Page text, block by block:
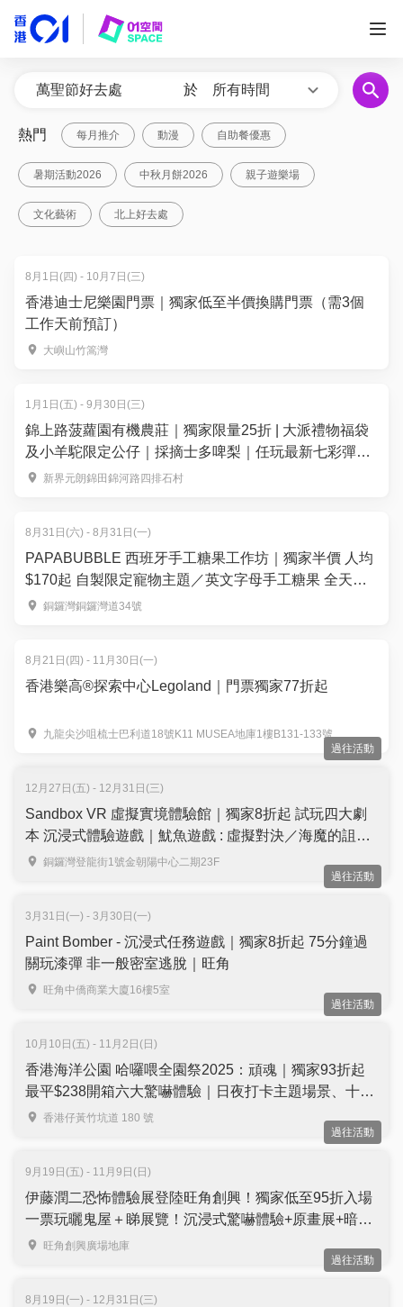
於 所有時間
熱門 每月推介 動漫 自助餐優惠
暑期活動2026 中秋月餅2026 親子遊樂場
文化藝術 北上好去處
8月1日(四) - 10月7日(三)
香港迪士尼樂園門票｜獨家低至半價換購門票（需3個
工作天前預訂）
大嶼山竹篙灣
1月1日(五) - 9月30日(三)
錦上路菠蘿園有機農莊｜獨家限量25折 | 大派禮物福袋
及小羊駝限定公仔｜採摘士多啤梨｜任玩最新七彩彈床
充氣城堡沙池釣魚池｜元朗好去處
新界元朗錦田錦河路四排石村
8月31日(六) - 8月31日(一)
PAPABUBBLE 西班牙手工糖果工作坊｜獨家半價 人均
$170起 自製限定寵物主題／英文字母手工糖果 全天然
食材｜3歲起
銅鑼灣銅鑼灣道34號
8月21日(四) - 11月30日(一)
香港樂高®探索中心Legoland｜門票獨家77折起
九龍尖沙咀梳士巴利道18號K11 MUSEA地庫1樓B131-133號
過往活動
12月27日(五) - 12月31日(三)
Sandbox VR 虛擬實境體驗館｜獨家8折起 試玩四大劇
本 沉浸式體驗遊戲｜魷魚遊戲 : 虛擬對決／海魔的詛咒
／鋼鐵星空2088／屍森大宅｜銅鑼灣店、尖沙咀店
銅鑼灣登龍街1號金朝陽中心二期23F
過往活動
3月31日(一) - 3月30日(一)
Paint Bomber - 沉浸式任務遊戲｜獨家8折起 75分鐘過
關玩漆彈 非一般密室逃脫｜旺角
旺角中僑商業大廈16樓5室
過往活動
10月10日(五) - 11月2日(日)
香港海洋公園 哈囉喂全園祭2025：頑魂｜獨家93折起
最平$238開箱六大驚嚇體驗｜日夜打卡主題場景、十大
嘩鬼匯演（需3個工作天前預訂）
香港仔黃竹坑道 180 號
過往活動
9月19日(五) - 11月9日(日)
伊藤潤二恐怖體驗展登陸旺角創興！獨家低至95折入場
一票玩曬鬼屋＋睇展覽！沉浸式驚嚇體驗+原畫展+暗黑
主題Cafe+香港限定周邊
旺角創興廣場地庫
過往活動
8月19日(一) - 12月31日(三)